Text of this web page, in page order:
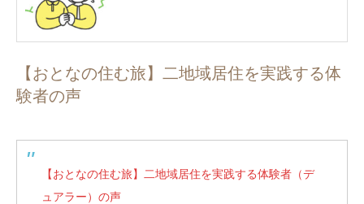
【おとなの住む旅】二地域居住を実践する体
験者の声
【おとなの住む旅】二地域居住を実践する体験者（デ
ュアラー）の声